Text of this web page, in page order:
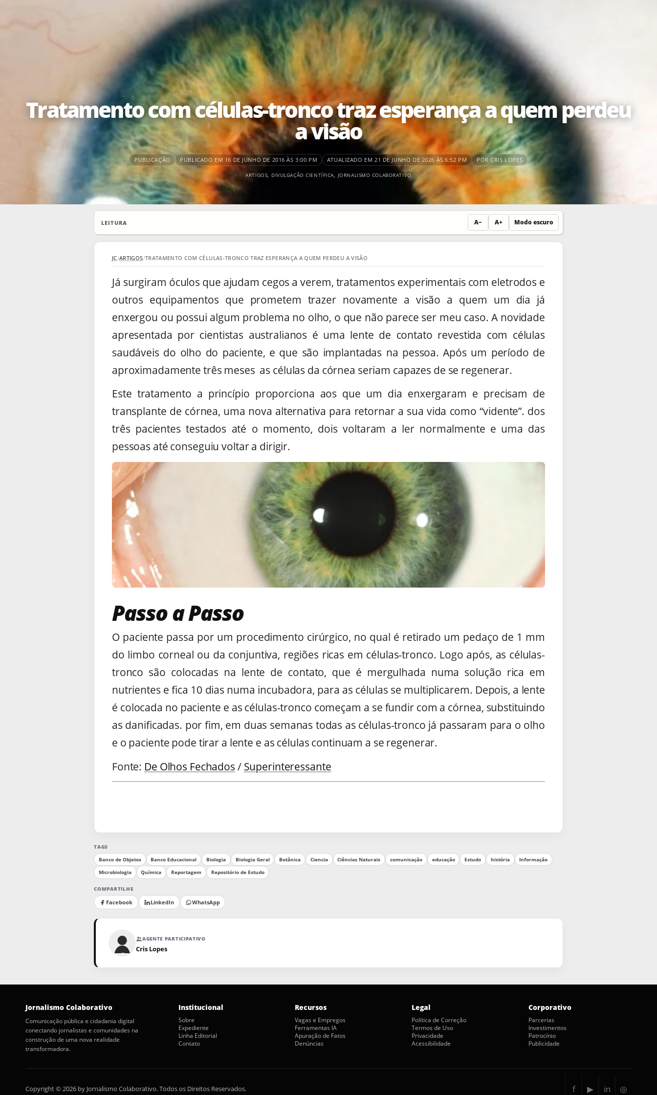
Tratamento com células-tronco traz esperança a quem perdeu
a visão
PUBLICAÇÃO PUBLICADO EM 16 DE JUNHO DE 2016 ÀS 3:00 PM ATUALIZADO EM 21 DE JUNHO DE 2026 ÀS 6:52 PM POR CRIS LOPES
ARTIGOS, DIVULGAÇÃO CIENTÍFICA, JORNALISMO COLABORATIVO
LEITURA A− A+ Modo escuro
JC/ARTIGOS/TRATAMENTO COM CÉLULAS-TRONCO TRAZ ESPERANÇA A QUEM PERDEU A VISÃO
Já surgiram óculos que ajudam cegos a verem, tratamentos experimentais com eletrodos e
outros equipamentos que prometem trazer novamente a visão a quem um dia já
enxergou ou possui algum problema no olho, o que não parece ser meu caso. A novidade
apresentada por cientistas australianos é uma lente de contato revestida com células
saudáveis do olho do paciente, e que são implantadas na pessoa. Após um período de
aproximadamente três meses as células da córnea seriam capazes de se regenerar.
Este tratamento a princípio proporciona aos que um dia enxergaram e precisam de
transplante de córnea, uma nova alternativa para retornar a sua vida como “vidente”. dos
três pacientes testados até o momento, dois voltaram a ler normalmente e uma das
pessoas até conseguiu voltar a dirigir.
Passo a Passo
O paciente passa por um procedimento cirúrgico, no qual é retirado um pedaço de 1 mm
do limbo corneal ou da conjuntiva, regiões ricas em células-tronco. Logo após, as células-
tronco são colocadas na lente de contato, que é mergulhada numa solução rica em
nutrientes e fica 10 dias numa incubadora, para as células se multiplicarem. Depois, a lente
é colocada no paciente e as células-tronco começam a se fundir com a córnea, substituindo
as danificadas. por fim, em duas semanas todas as células-tronco já passaram para o olho
e o paciente pode tirar a lente e as células continuam a se regenerar.
Fonte: De Olhos Fechados / Superinteressante
TAGS
Banco de Objetos
Banco Educacional Biologia Biologia Geral Botânica Ciencia Ciências Naturais comunicação educação Estudo história Informação
Microbiologia Química Reportagem Repositório de Estudo
COMPARTILHE
Facebook LinkedIn WhatsApp
AGENTE PARTICIPATIVO
Cris Lopes
Jornalismo Colaborativo
Comunicação pública e cidadania digital
conectando jornalistas e comunidades na
construção de uma nova realidade
transformadora.
Institucional
Sobre
Expediente
Linha Editorial
Contato
Recursos
Vagas e Empregos
Ferramentas IA
Apuração de Fatos
Denúncias
Legal
Política de Correção
Termos de Uso
Privacidade
Acessibilidade
Corporativo
Parcerias
Investimentos
Patrocínio
Publicidade
Copyright © 2026 by Jornalismo Colaborativo. Todos os Direitos Reservados. f ▶ in ◎